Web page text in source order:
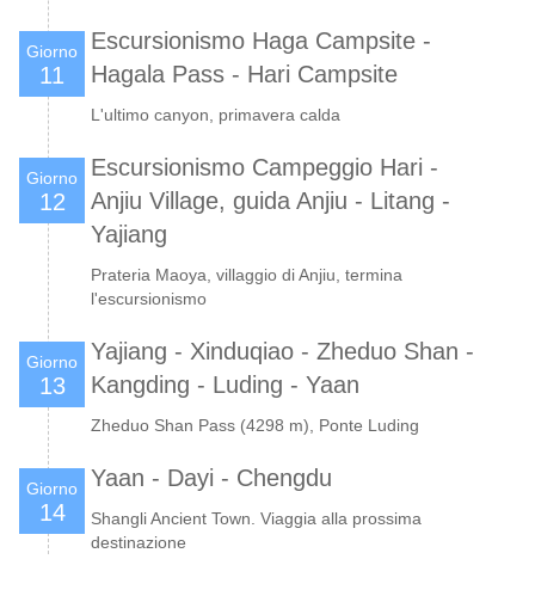
Giorno
11
Escursionismo Haga Campsite -
Hagala Pass - Hari Campsite
L'ultimo canyon, primavera calda
Giorno
12
Escursionismo Campeggio Hari -
Anjiu Village, guida Anjiu - Litang -
Yajiang
Prateria Maoya, villaggio di Anjiu, termina
l'escursionismo
Giorno
13
Yajiang - Xinduqiao - Zheduo Shan -
Kangding - Luding - Yaan
Zheduo Shan Pass (4298 m), Ponte Luding
Giorno
14
Yaan - Dayi - Chengdu
Shangli Ancient Town. Viaggia alla prossima
destinazione